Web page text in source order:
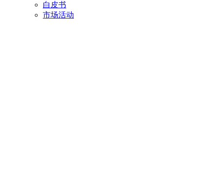
白皮书
市场活动